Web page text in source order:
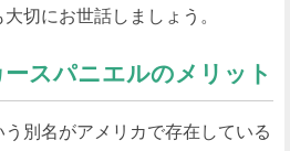
切にお世話しましょう。
スパニエルのメリット
う別名がアメリカで存在している